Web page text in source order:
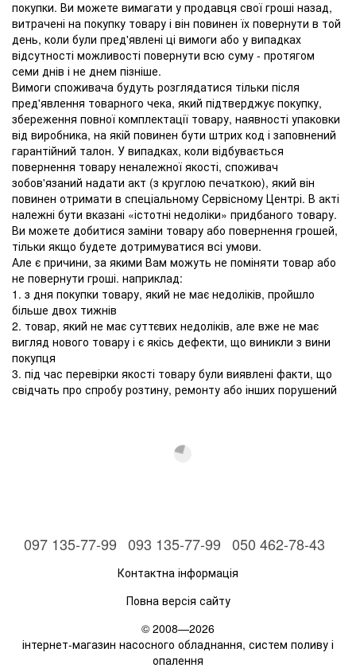
покупки. Ви можете вимагати у продавця свої гроші назад,
витрачені на покупку товару і він повинен їх повернути в той
день, коли були пред'явлені ці вимоги або у випадках
відсутності можливості повернути всю суму - протягом
семи днів і не днем ​​пізніше.
Вимоги споживача будуть розглядатися тільки після
пред'явлення товарного чека, який підтверджує покупку,
збереження повної комплектації товару, наявності упаковки
від виробника, на якій повинен бути штрих код і заповнений
гарантійний талон. У випадках, коли відбувається
повернення товару неналежної якості, споживач
зобов'язаний надати акт (з круглою печаткою), який він
повинен отримати в спеціальному Сервісному Центрі. В акті
належні бути вказані «істотні недоліки» придбаного товару.
Ви можете добитися заміни товару або повернення грошей,
тільки якщо будете дотримуватися всі умови.
Але є причини, за якими Вам можуть не поміняти товар або
не повернути гроші. наприклад:
1. з дня покупки товару, який не має недоліків, пройшло
більше двох тижнів
2. товар, який не має суттєвих недоліків, але вже не має
вигляд нового товару і є якісь дефекти, що виникли з вини
покупця
3. під час перевірки якості товару були виявлені факти, що
свідчать про спробу розтину, ремонту або інших порушений
097 135-77-99 093 135-77-99 050 462-78-43
Контактна інформація
Повна версія сайту
© 2008—2026
інтернет-магазин насосного обладнання, систем поливу і
опалення